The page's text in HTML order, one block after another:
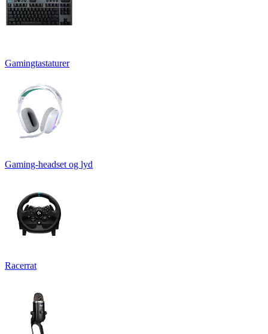
Gamingtastaturer
Gaming-headset og lyd
Racerrat